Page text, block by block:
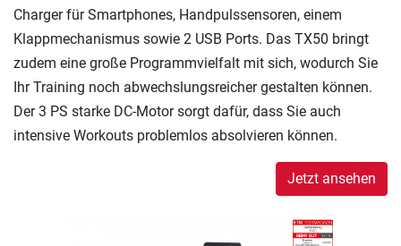
Charger für Smartphones, Handpulssensoren, einem
Klappmechanismus sowie 2 USB Ports. Das TX50 bringt
zudem eine große Programmvielfalt mit sich, wodurch Sie
Ihr Training noch abwechslungsreicher gestalten können.
Der 3 PS starke DC-Motor sorgt dafür, dass Sie auch
intensive Workouts problemlos absolvieren können.
Jetzt ansehen